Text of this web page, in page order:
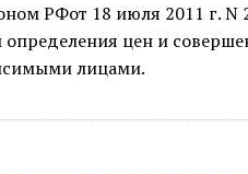
РФот 18 июля 2011 г. N
определения цен и
лицами.